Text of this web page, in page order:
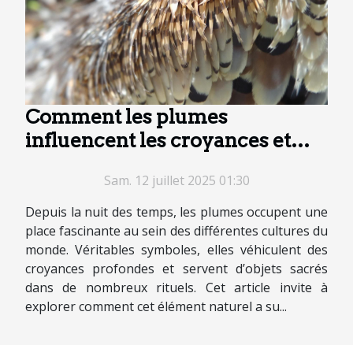
Comment les plumes
influencent les croyances et
Sam. 12 juillet 2025 01:30
Depuis la nuit des temps, les plumes occupent une
place fascinante au sein des différentes cultures du
monde. Véritables symboles, elles véhiculent des
croyances profondes et servent d’objets sacrés
dans de nombreux rituels. Cet article invite à
explorer comment cet élément naturel a su...